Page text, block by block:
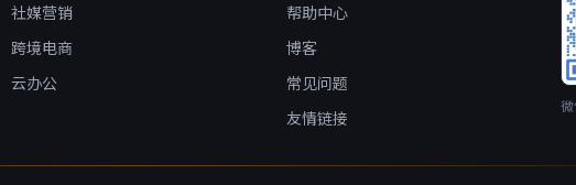
社媒营销
跨境电商
云办公
帮助中心
博客
常见问题
友情链接